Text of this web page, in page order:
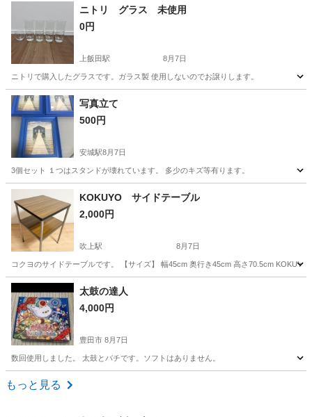
ニトリ グラス 未使用
0円
上飯田駅 8月7日
ニトリで購入したグラスです。ガラス製 使用しないのでお譲りします。
愛知 名古屋市 上飯田駅
写真立て
500円
安城駅8月7日
3個セット １つはスタンドが壊れています。 多少のキズ等有ります。
愛知 安城市 インテリア雑貨/小物
KOKUYO サイドテーブル
2,000円
吹上駅 8月7日
コクヨのサイドテーブルです。 【サイズ】 幅45cm 奥行き45cm 高さ70.5cm
愛知 名古屋市 吹上駅
太鼓の達人
4,000円
豊田市 8月7日
数回使用しました。 太鼓とバチです。ソフトはありません。
愛知 豊田市
もっと見る